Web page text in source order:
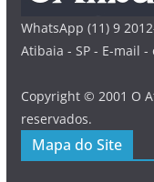
WhatsApp (11) 9
Atibaia - SP - E-mail
Copyright © 2001 O
reservados.
Mapa do Site